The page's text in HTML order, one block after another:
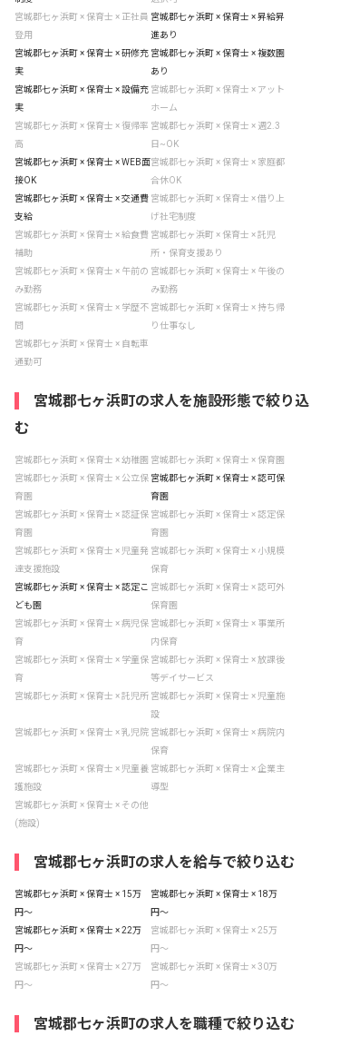
宮城郡七ヶ浜町 × 保育士 × 正社員
登用
宮城郡七ヶ浜町 × 保育士 × 昇給昇
進あり
宮城郡七ヶ浜町 × 保育士 × 研修充
実
宮城郡七ヶ浜町 × 保育士 × 複数園
あり
宮城郡七ヶ浜町 × 保育士 × 設備充
実
宮城郡七ヶ浜町 × 保育士 × アット
ホーム
宮城郡七ヶ浜町 × 保育士 × 復帰率
高
宮城郡七ヶ浜町 × 保育士 × 週2.3
日~OK
宮城郡七ヶ浜町 × 保育士 × WEB面
接OK
宮城郡七ヶ浜町 × 保育士 × 家庭都
合休OK
宮城郡七ヶ浜町 × 保育士 × 交通費
支給
宮城郡七ヶ浜町 × 保育士 × 借り上
げ社宅制度
宮城郡七ヶ浜町 × 保育士 × 給食費
補助
宮城郡七ヶ浜町 × 保育士 × 託児
所・保育支援あり
宮城郡七ヶ浜町 × 保育士 × 午前の
み勤務
宮城郡七ヶ浜町 × 保育士 × 午後の
み勤務
宮城郡七ヶ浜町 × 保育士 × 学歴不
問
宮城郡七ヶ浜町 × 保育士 × 持ち帰
り仕事なし
宮城郡七ヶ浜町 × 保育士 × 自転車
通勤可
宮城郡七ヶ浜町の求人を施設形態で絞り込
む
宮城郡七ヶ浜町 × 保育士 × 幼稚園 宮城郡七ヶ浜町 × 保育士 × 保育園
宮城郡七ヶ浜町 × 保育士 × 公立保
育園
宮城郡七ヶ浜町 × 保育士 × 認可保
育園
宮城郡七ヶ浜町 × 保育士 × 認証保
育園
宮城郡七ヶ浜町 × 保育士 × 認定保
育園
宮城郡七ヶ浜町 × 保育士 × 児童発
達支援施設
宮城郡七ヶ浜町 × 保育士 × 小規模
保育
宮城郡七ヶ浜町 × 保育士 × 認定こ
ども園
宮城郡七ヶ浜町 × 保育士 × 認可外
保育園
宮城郡七ヶ浜町 × 保育士 × 病児保
育
宮城郡七ヶ浜町 × 保育士 × 事業所
内保育
宮城郡七ヶ浜町 × 保育士 × 学童保
育
宮城郡七ヶ浜町 × 保育士 × 放課後
等デイサービス
宮城郡七ヶ浜町 × 保育士 × 託児所 宮城郡七ヶ浜町 × 保育士 × 児童施
設
宮城郡七ヶ浜町 × 保育士 × 乳児院 宮城郡七ヶ浜町 × 保育士 × 病院内
保育
宮城郡七ヶ浜町 × 保育士 × 児童養
護施設
宮城郡七ヶ浜町 × 保育士 × 企業主
導型
宮城郡七ヶ浜町 × 保育士 × その他
(施設)
宮城郡七ヶ浜町の求人を給与で絞り込む
宮城郡七ヶ浜町 × 保育士 × 15万
円〜
宮城郡七ヶ浜町 × 保育士 × 18万
円〜
宮城郡七ヶ浜町 × 保育士 × 22万
円〜
宮城郡七ヶ浜町 × 保育士 × 25万
円〜
宮城郡七ヶ浜町 × 保育士 × 27万
円〜
宮城郡七ヶ浜町 × 保育士 × 30万
円〜
宮城郡七ヶ浜町の求人を職種で絞り込む